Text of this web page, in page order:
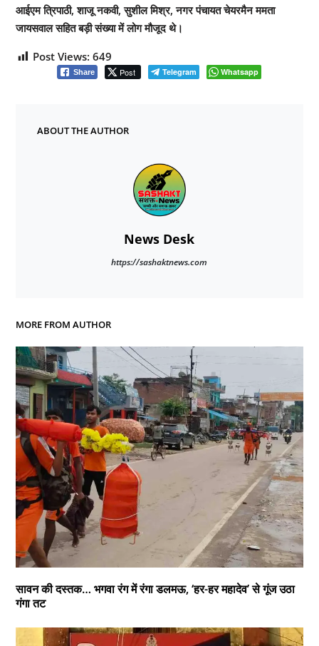
आईएम त्रिपाठी, शाजू नकवी, सुशील मिश्र, नगर पंचायत चेयरमैन ममता
जायसवाल सहित बड़ी संख्या में लोग मौजूद थे।
Post Views: 649
Share Post Telegram Whatsapp
ABOUT THE AUTHOR
News Desk
https://sashaktnews.com
MORE FROM AUTHOR
सावन की दस्तक… भगवा रंग में रंगा डलमऊ, ‘हर-हर महादेव’ से गूंज उठा
गंगा तट